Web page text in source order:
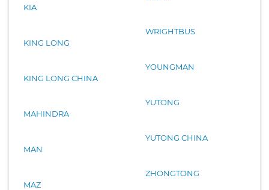
KIA
KING LONG
KING LONG CHINA
MAHINDRA
MAN
MAZ
WRIGHTBUS
YOUNGMAN
YUTONG
YUTONG CHINA
ZHONGTONG